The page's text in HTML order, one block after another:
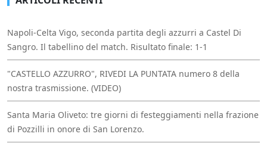
Napoli-Celta Vigo, seconda partita degli azzurri a Castel Di
Sangro. Il tabellino del match. Risultato finale: 1-1
"CASTELLO AZZURRO", RIVEDI LA PUNTATA numero 8 della
nostra trasmissione. (VIDEO)
Santa Maria Oliveto: tre giorni di festeggiamenti nella frazione
di Pozzilli in onore di San Lorenzo.